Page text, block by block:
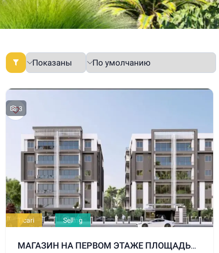
3
Ticari Selling
МАГАЗИН НА ПЕРВОМ ЭТАЖЕ ПЛОЩАДЬЮ 75 М² НА ПРОДАЖУ В САМОМ ЦЕНТРЕ ГОРОДА ГИРНЕ